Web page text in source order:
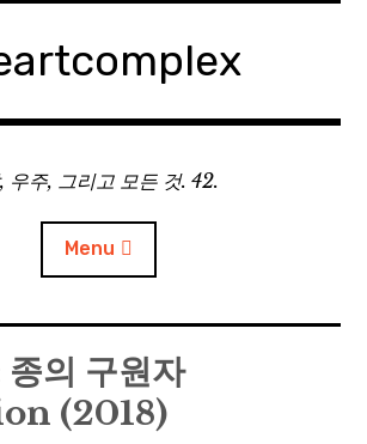
우주, 그리고 모든 것. 42.
Menu
Manager: Tactical Auto Battler
종의 구원자
(2018)